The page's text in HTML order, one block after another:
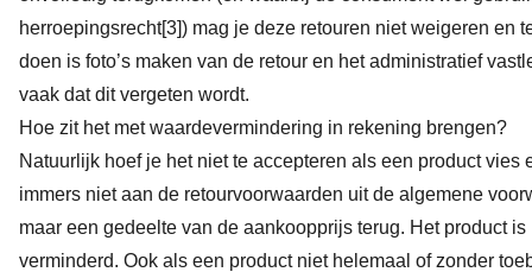
herroepingsrecht[3]) mag je deze retouren niet weigeren en
doen is foto’s maken van de retour en het administratief
vaak dat dit vergeten wordt.
Hoe zit het met waardevermindering in rekening brengen?
Natuurlijk hoef je het niet te accepteren als een product vies
immers niet aan de retourvoorwaarden uit de algemene
maar een gedeelte van de aankoopprijs terug. Het product
verminderd. Ook als een product niet helemaal of zonder